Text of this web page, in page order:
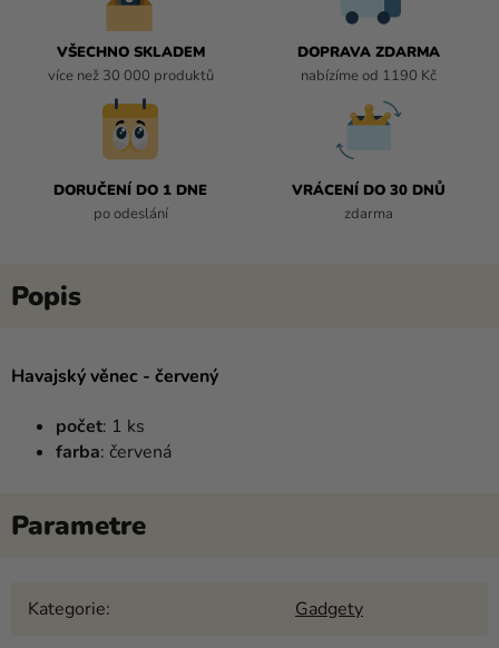
VŠECHNO SKLADEM
více než 30 000 produktů
DOPRAVA ZDARMA
nabízíme od 1190 Kč
DORUČENÍ DO 1 DNE
po odeslání
VRÁCENÍ DO 30 DNŮ
zdarma
Havajský věnec - červený
počet: 1 ks
farba: červená
Kategorie: Gadgety